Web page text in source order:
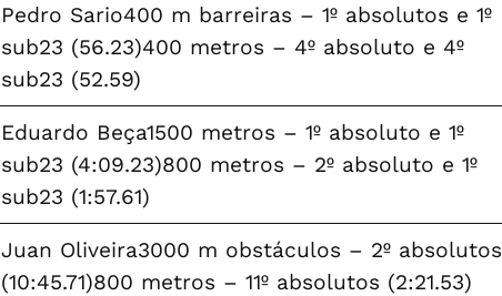
Pedro Sario400 m barreiras – 1º absolutos e 1º
sub23 (56.23)400 metros – 4º absoluto e 4º
sub23 (52.59)
Eduardo Beça1500 metros – 1º absoluto e 1º
sub23 (4:09.23)800 metros – 2º absoluto e 1º
sub23 (1:57.61)
Juan Oliveira3000 m obstáculos – 2º absolutos
(10:45.71)800 metros – 11º absolutos (2:21.53)